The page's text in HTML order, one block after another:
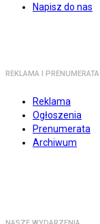
Napisz do nas
REKLAMA I PRENUMERATA
Reklama
Ogłoszenia
Prenumerata
Archiwum